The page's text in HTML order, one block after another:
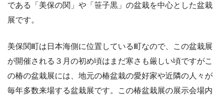
である「美保の関」や「笹子黒」の盆栽を中心とした盆栽
展です。
美保関町は日本海側に位置している町なので、この盆栽展
が開催される３月の初め頃はまだ寒さも厳しい頃ですがこ
の椿の盆栽展には、地元の椿盆栽の愛好家や近隣の人々が
毎年多数来場する盆栽展です。この椿盆栽展の展示会場内